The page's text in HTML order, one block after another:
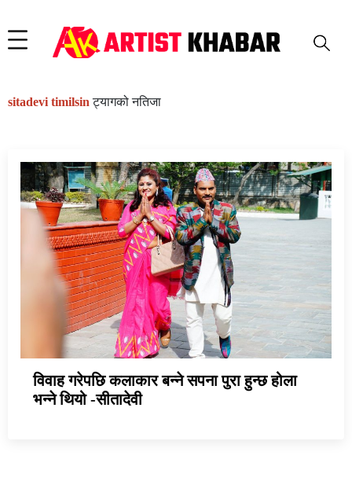
sitadevi timilsinट्यागको नतिजा
विवाह गरेपछि कलाकार बन्ने सपना पुरा हुन्छ होला
भन्ने थियो -सीतादेवी